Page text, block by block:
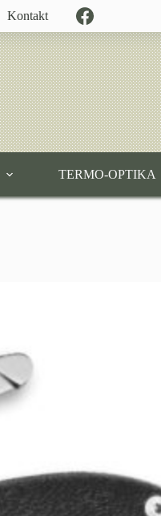
Kontakt
TERMO-OPTIKA